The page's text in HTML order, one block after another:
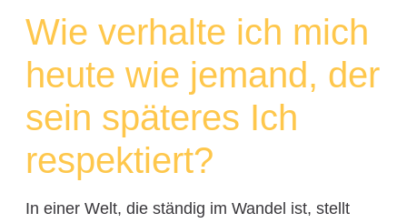
Wie verhalte ich mich
heute wie jemand, der
sein späteres Ich
respektiert?
In einer Welt, die ständig im Wandel ist, stellt